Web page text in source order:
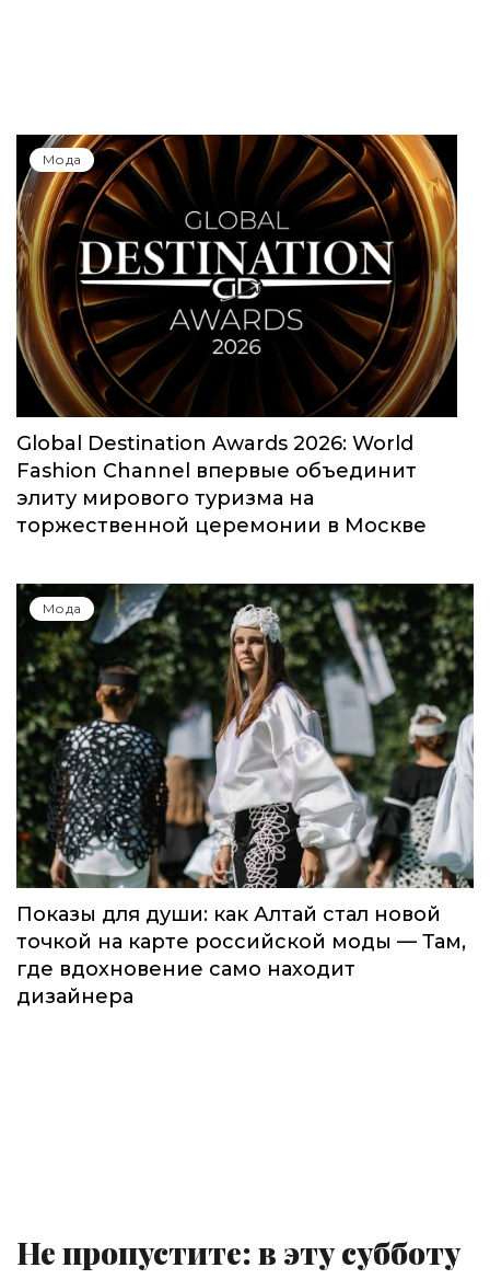
Мода
Global Destination Awards 2026: World
Fashion Channel впервые объединит
элиту мирового туризма на
торжественной церемонии в Москве
Мода
Показы для души: как Алтай стал новой
точкой на карте российской моды — Там,
где вдохновение само находит
дизайнера
Не пропустите: в эту субботу